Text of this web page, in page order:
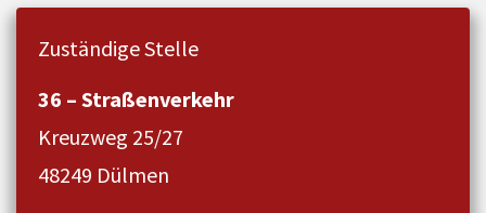
Zuständige Stelle
36 – Straßenverkehr
Kreuzweg 25/27
48249 Dülmen